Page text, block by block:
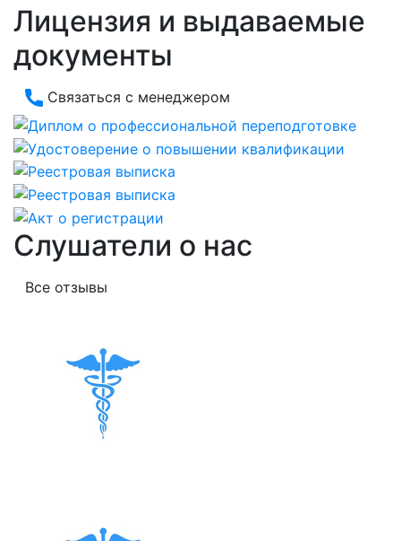
Лицензия и выдаваемые
документы
Связаться с менеджером
Слушатели о нас
Все отзывы